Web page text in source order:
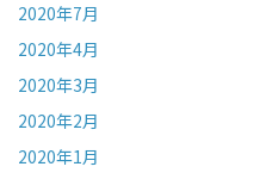
2020年7月
2020年4月
2020年3月
2020年2月
2020年1月